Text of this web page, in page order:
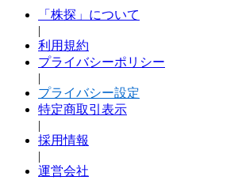
「株探」について
|
利用規約
プライバシーポリシー
|
プライバシー設定
特定商取引表示
|
採用情報
|
運営会社